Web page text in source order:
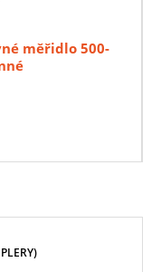
měřidlo 500-